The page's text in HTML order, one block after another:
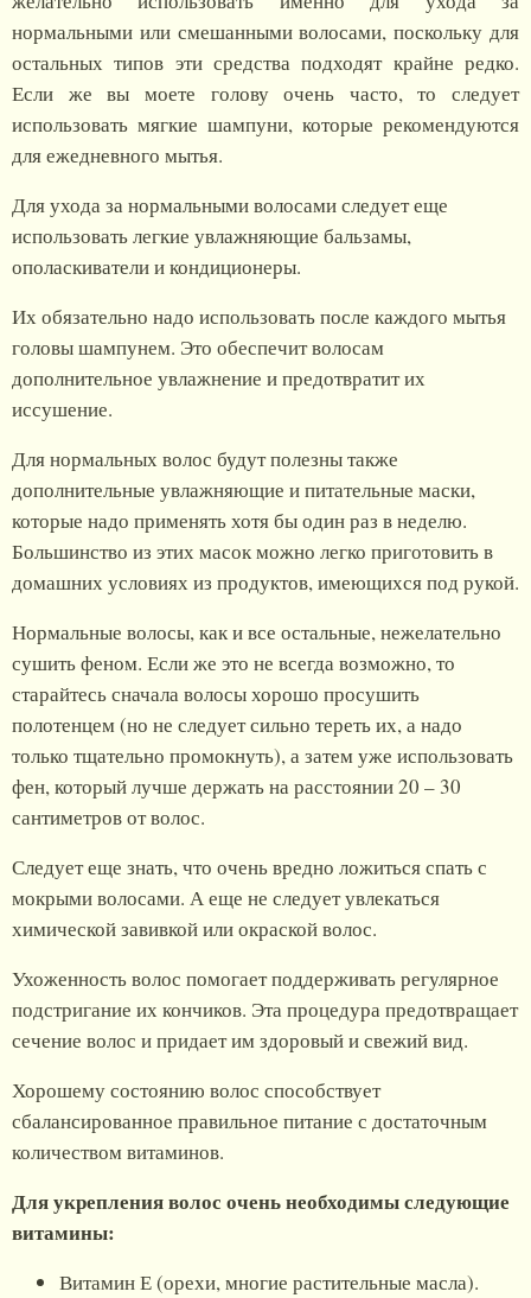
нормальными или смешанными волосами, поскольку для
остальных типов эти средства подходят крайне редко.
Если же вы моете голову очень часто, то следует
использовать мягкие шампуни, которые рекомендуются
для ежедневного мытья.
Для ухода за нормальными волосами следует еще
использовать легкие увлажняющие бальзамы,
ополаскиватели и кондиционеры.
Их обязательно надо использовать после каждого мытья
головы шампунем. Это обеспечит волосам
дополнительное увлажнение и предотвратит их
иссушение.
Для нормальных волос будут полезны также
дополнительные увлажняющие и питательные маски,
которые надо применять хотя бы один раз в неделю.
Большинство из этих масок можно легко приготовить в
домашних условиях из продуктов, имеющихся под рукой.
Нормальные волосы, как и все остальные, нежелательно
сушить феном. Если же это не всегда возможно, то
старайтесь сначала волосы хорошо просушить
полотенцем (но не следует сильно тереть их, а надо
только тщательно промокнуть), а затем уже использовать
фен, который лучше держать на расстоянии 20 – 30
сантиметров от волос.
Следует еще знать, что очень вредно ложиться спать с
мокрыми волосами. А еще не следует увлекаться
химической завивкой или окраской волос.
Ухоженность волос помогает поддерживать регулярное
подстригание их кончиков. Эта процедура предотвращает
сечение волос и придает им здоровый и свежий вид.
Хорошему состоянию волос способствует
сбалансированное правильное питание с достаточным
количеством витаминов.
Для укрепления волос очень необходимы следующие
витамины:
Витамин Е (орехи, многие растительные масла).